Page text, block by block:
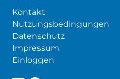
Kontakt
Nutzungsbedingungen
Datenschutz
Impressum
Einloggen